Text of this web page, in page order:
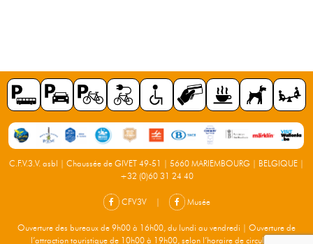
C.F.V.3.V. asbl | Chaussée de GIVET 49-51 | 5660 MARIEMBOURG | BELGIQUE |
+32 (0)60 31 24 40
CFV3V | Musée
Ouverture des bureaux de 9h00 à 16h00, du lundi au vendredi | Ouverture de
l’attraction touristique de 10h00 à 19h00, selon l’horaire de circulation